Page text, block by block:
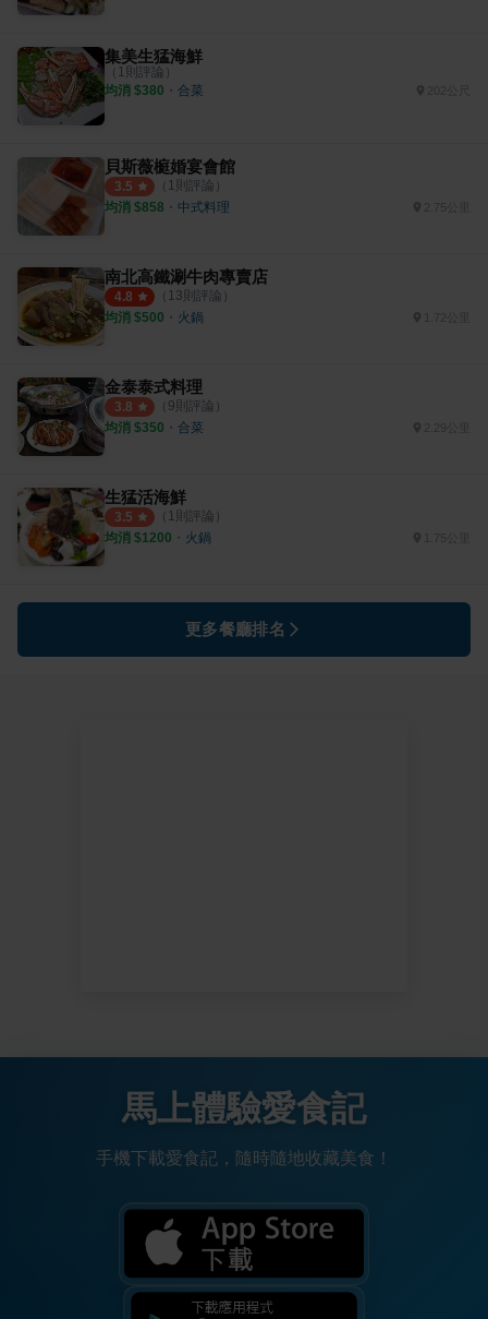
集美生猛海鮮
（ 1 則評論）
均消 $380 ・ 合菜
貝斯薇榳婚宴會館
3.5 （ 1 則評論）
均消 $858 ・ 中式料理 2.75公里
南北高鐵涮牛肉專賣店
4.8 （ 13則評論）
均消 $500 ・ 火鍋
金泰泰式料理
3.8 （ 9則評論）
均消 $350 ・ 合菜
生猛活海鮮
3.5 （ 1 則評論）
均消 $1200 ・ 火鍋 1.75公里
更多餐廳排名
馬上體驗愛食記
手機下載愛食記，隨時隨地收藏美食！